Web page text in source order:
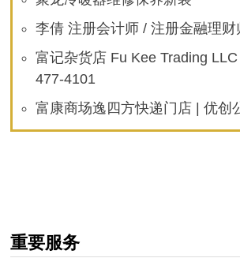
李倩 注册会计师 / 注册金融理财
富记杂货店 Fu Kee Trading
477-4101
富康商场逸四方快递门店 | 优创
重要服务